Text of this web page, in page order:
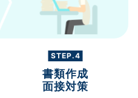
STEP.4
書類作成
面接対策